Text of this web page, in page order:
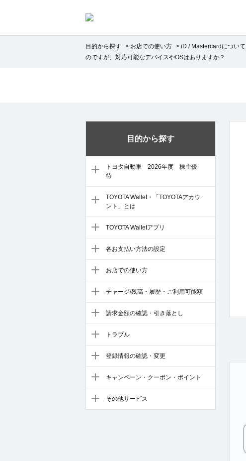
目的から探す > お店での使い方 > iD / Mastercardについて
のですが、対応可能なデバイスやOSはありますか？
目的から探す
トヨタ自動車 2026年度 株主優
待
TOYOTA Wallet・「TOYOTAアカウ
ント」とは
TOYOTA Walletアプリ
各お支払い方法の設定
お店での使い方
チャージ/残高・履歴・ご利用可能額
請求金額の確認・引き落とし
トラブル
登録情報の確認・変更
キャンペーン・クーポン・ポイント
その他サービス